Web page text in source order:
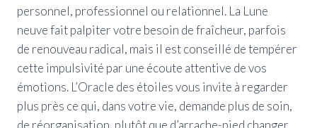
personnel, professionnel ou relationnel. La Lune
neuve fait palpiter votre besoin de fraîcheur, parfois
de renouveau radical, mais il est conseillé de tempérer
cette impulsivité par une écoute attentive de vos
émotions. L’Oracle des étoiles vous invite à regarder
plus près ce qui, dans votre vie, demande plus de soin,
de réorganisation, plutôt que d’arrache-pied changer